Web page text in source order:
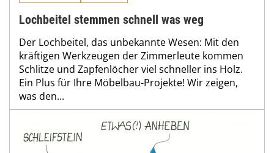
Lochbeitel stemmen schnell was weg
Der Lochbeitel, das unbekannte Wesen: Mit den
kräftigen Werkzeugen der Zimmerleute kommen
Schlitze und Zapfenlöcher viel schneller ins Holz.
Ein Plus für Ihre Möbelbau-Projekte! Wir zeigen,
was den...